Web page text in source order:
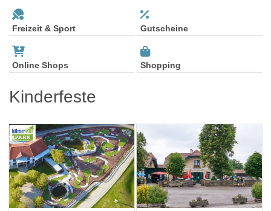
Freizeit & Sport Gutscheine
Online Shops Shopping
Kinderfeste